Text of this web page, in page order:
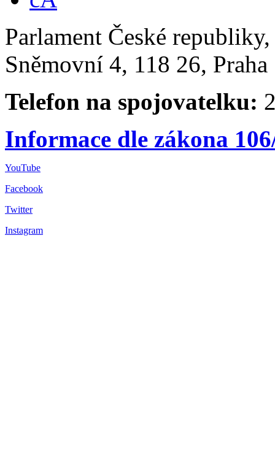
Parlament České
Sněmovní 4, 118 26,
Telefon na spojovatelku:
Informace dle zákona
YouTube
Facebook
Twitter
Instagram